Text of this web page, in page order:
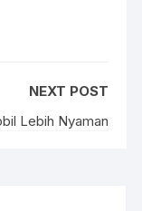
NEXT POST
Lebih Nyaman